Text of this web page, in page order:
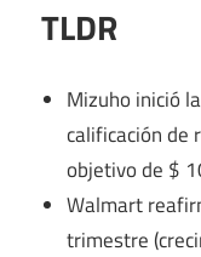
TLDR
Mizuho inició
calificación de
objetivo de $
Walmart
trimestre